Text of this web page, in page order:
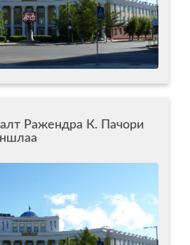
Ражендра К. Пачори